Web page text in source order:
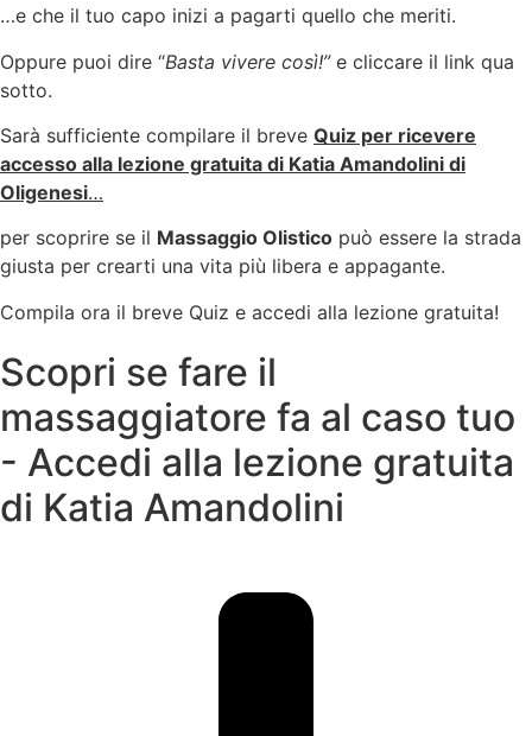
…e che il tuo capo inizi a pagarti quello che meriti.
Oppure puoi dire “Basta vivere così!”e cliccare il link qua
sotto.
Sarà sufficiente compilare il breve Quiz per ricevere
accesso alla lezione gratuita di Katia Amandolini di
Oligenesi…
per scoprire se il Massaggio Olistico può essere la strada
giusta per crearti una vita più libera e appagante.
Compila ora il breve Quiz e accedi alla lezione gratuita!
Scopri se fare il
massaggiatore fa al caso tuo
- Accedi alla lezione gratuita
di Katia Amandolini